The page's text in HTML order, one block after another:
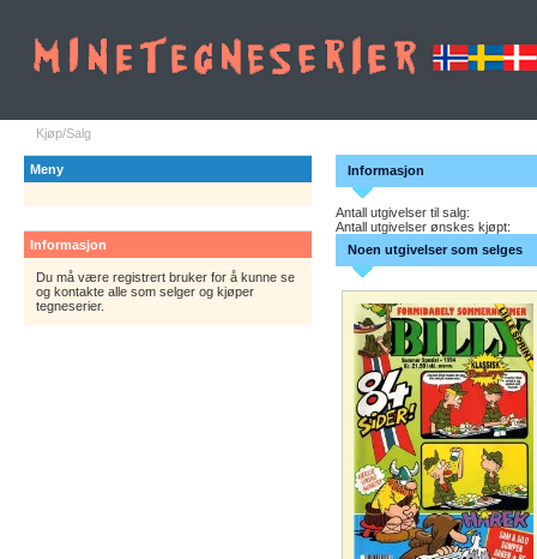
Kjøp/Salg
Meny
Informasjon
Du må være registrert bruker for å kunne se
og kontakte alle som selger og kjøper
tegneserier.
Informasjon
Antall utgivelser til salg:
Antall utgivelser ønskes kjøpt:
Noen utgivelser som selges